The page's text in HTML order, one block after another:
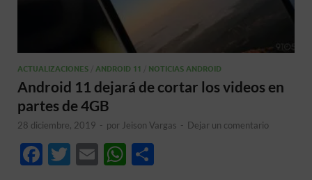
ACTUALIZACIONES ANDROID 11 NOTICIAS ANDROID
Android 11 dejará de cortar los videos en
partes de 4GB
28 diciembre, 2019 - por Jeison Vargas - Dejar un comentario
F
T
E
W